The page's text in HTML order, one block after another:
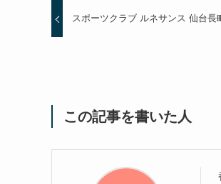
スポーツクラブ ルネサンス 仙台長
この記事を書いた人